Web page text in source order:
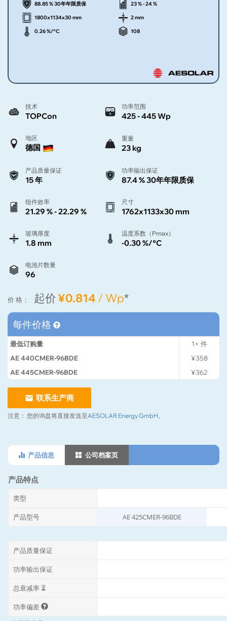
88.85 % 30年年限质保 23 % - 24 %
1800x1134x30 mm 2 mm
0.26 %/°C 108
技术
TOPCon
功率范围
425 - 445 Wp
地区
德国
重量
23 kg
产品质量保证
15 年
功率输出保证
87.4 % 30年年限质保
组件效率
21.29 % - 22.29 %
尺寸
1762x1133x30 mm
玻璃厚度
1.8 mm
温度系数（Pmax）
-0.30 %/°C
电池片数量
96
价 格： 起价¥0.814 / Wp*
每件价格
最低订购量 1+ 件
AE 440CMER-96BDE
¥358
AE 445CMER-96BDE
¥362
联系生产商
注意： 您的询盘将直接发送至AESOLAR Energy GmbH。
产品信息 公司档案页
产品特点
类型
产品型号 AE 425CMER-96BDE
产品质量保证
功率输出保证
总衰减率 ⏳
功率偏差